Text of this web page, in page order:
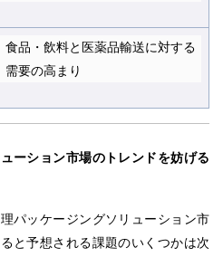
食品・飲料と医薬品輸送に対する
需要の高まり
ーション市場のトレンドを妨げる
パッケージングソリューション市
と予想される課題のいくつかは次